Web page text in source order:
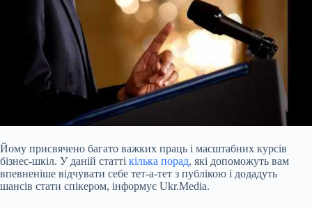
Йому присвячено багато важких праць і масштабних курсів
бізнес-шкіл. У даній статті кілька порад, які допоможуть вам
впевненіше відчувати себе тет-а-тет з публікою і додадуть
шансів стати спікером, інформує Ukr.Media.